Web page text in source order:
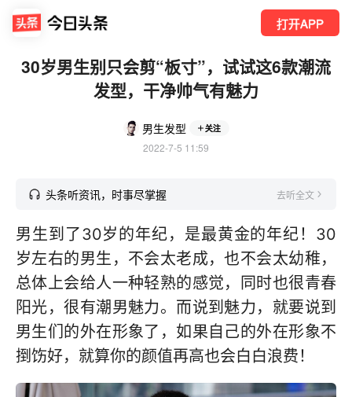
打开APP
30岁男生别只会剪“板寸”，试试这6款潮流
发型，干净帅气有魅力
男生发型 关注
2022-7-5 11:59
头条听资讯，时事尽掌握 去听全文
男生到了30岁的年纪，是最黄金的年纪！30
岁左右的男生，不会太老成，也不会太幼稚，
总体上会给人一种轻熟的感觉，同时也很青春
阳光，很有潮男魅力。而说到魅力，就要说到
男生们的外在形象了，如果自己的外在形象不
捯饬好，就算你的颜值再高也会白白浪费！